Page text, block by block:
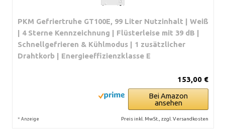
PKM Gefriertruhe GT100E, 99 Liter Nutzinhalt | Weiß
| 4 Sterne Kennzeichnung | Flüsterleise mit 39 dB |
Schnellgefrieren & Kühlmodus | 1 zusätzlicher
Drahtkorb | Energieeffizienzklasse E
153,00 €
Bei Amazon
ansehen
* Anzeige Preis inkl. MwSt., zzgl. Versandkosten